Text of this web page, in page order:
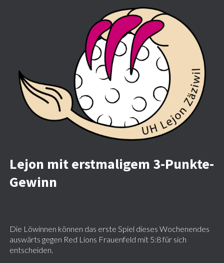
Lejon mit erstmaligem 3-Punkte-
Gewinn
Die Löwinnen können das erste Spiel dieses Wochenendes
auswärts gegen Red Lions Frauenfeld mit 5:8 für sich
entscheiden.